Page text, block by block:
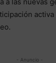
- Anuncio -